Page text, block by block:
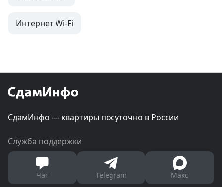
Интернет Wi-Fi
СдамИнфо — квартиры посуточно в России
Служба поддержки
Чат Telegram Макс